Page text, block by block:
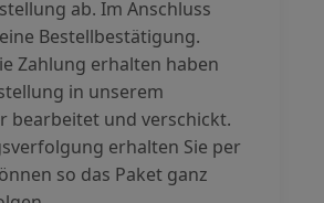
ab. Im Anschluss
Bestellbestätigung.
Zahlung erhalten haben
in unserem
bearbeitet und verschickt.
erhalten Sie per
so das Paket ganz